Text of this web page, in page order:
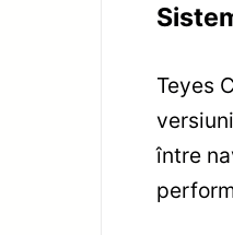
Teyes
între